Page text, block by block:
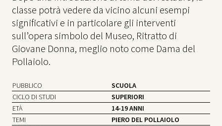
classe potrà vedere da vicino alcuni esempi
significativi e in particolare gli interventi
sull’opera simbolo del Museo, Ritratto di
Giovane Donna, meglio noto come Dama del
Pollaiolo.
PUBBLICO
SCUOLA
CICLO DI STUDI
SUPERIORI
ETÀ
14-19 ANNI
TEMI
PIERO DEL POLLAIOLO